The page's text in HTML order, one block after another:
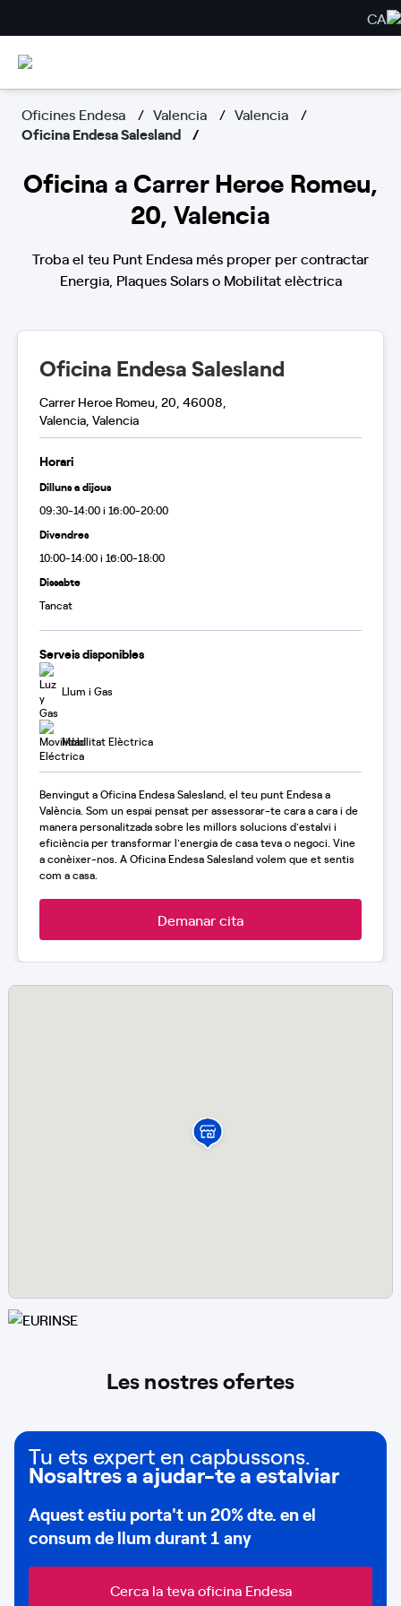
CA
Oficines Endesa Valencia
Valencia
Oficina Endesa Salesland
Oficina a Carrer Heroe Romeu,
20, Valencia
Troba el teu Punt Endesa més proper per contractar
Energia, Plaques Solars o Mobilitat elèctrica
Oficina Endesa Salesland
Carrer Heroe Romeu, 20, 46008,
Valencia, Valencia
Horari
Dilluns a dijous
09:30-14:00 i 16:00-20:00
Divendres
10:00-14:00 i 16:00-18:00
Dissabte
Tancat
Serveis disponibles
Llum i Gas
Mobilitat Elèctrica
Benvingut a Oficina Endesa Salesland, el teu punt Endesa a
València. Som un espai pensat per assessorar-te cara a cara i de
manera personalitzada sobre les millors solucions d'estalvi i
eficiència per transformar l'energia de casa teva o negoci. Vine
a conèixer-nos. A Oficina Endesa Salesland volem que et sentis
com a casa.
Demanar cita
Les nostres ofertes
Tu ets expert en capbussons.
Nosaltres a ajudar-te a estalviar
Aquest estiu porta't un20% dte.en el
consum dellum durant 1 any
Cerca la teva oficina Endesa